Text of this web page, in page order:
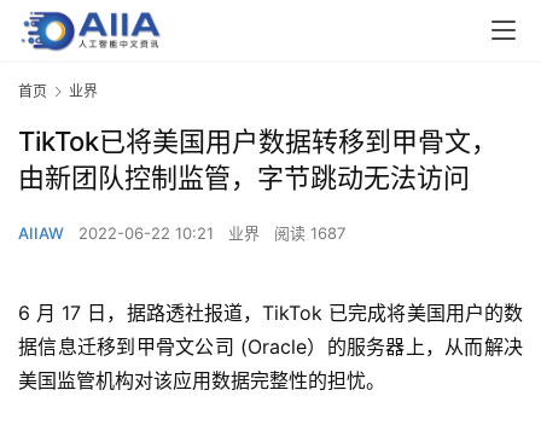
首页 业界
TikTok已将美国用户数据转移到甲骨文，
由新团队控制监管，字节跳动无法访问
AIIAW 2022-06-22 10:21 业界 阅读 1687
6 月 17 日，据路透社报道，TikTok 已完成将美国用户的数
据信息迁移到甲骨文公司 (Oracle）的服务器上，从而解决
美国监管机构对该应用数据完整性的担忧。